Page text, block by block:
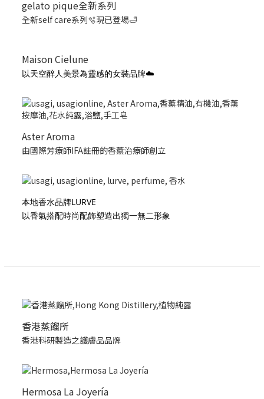
gelato pique全新系列
全新self care系列🫧現已登場🛁
Maison Cielune
以天空醉人美景為靈感的女裝品牌☁️
Aster Aroma
由國際芳療師IFA註冊的香薰治療師創立
本地香水品牌LURVE
以香氣搭配時尚配飾塑造出獨一無二形象
香港蒸餾所
香港科研製造之護膚品品牌
Hermosa La Joyería